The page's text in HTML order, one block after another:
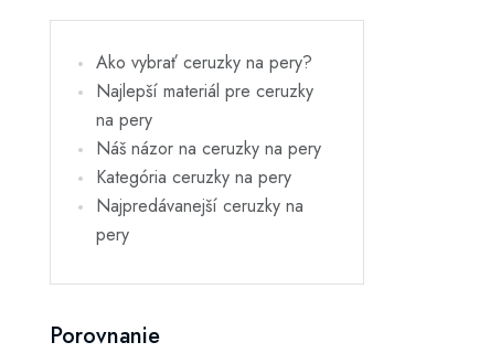
Ako vybrať ceruzky na pery?
Najlepší materiál pre ceruzky
na pery
Náš názor na ceruzky na pery
Kategória ceruzky na pery
Najpredávanejší ceruzky na
pery
Porovnanie